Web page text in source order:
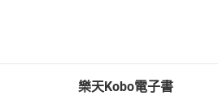
樂天Kobo電子書